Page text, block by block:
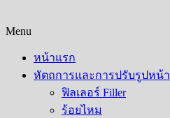
Menu
หน้าแรก
หัตถการและการปรับรูปหน้า
ฟิลเลอร์ Filler
ร้อยไหม